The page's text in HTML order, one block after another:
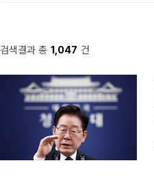
검색결과 총 1,047 건